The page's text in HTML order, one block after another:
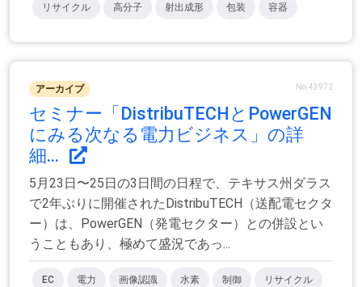
リサイクル 高分子 射出成形 包装 容器
アーカイブ No.43972
セミナー「DistribuTECHとPowerGEN
にみる次なる電力ビジネス」の詳
細...
5月23日〜25日の3日間の日程で、テキサス州ダラス
で2年ぶりに開催されたDistribuTECH（送配電セクタ
ー）は、PowerGEN（発電セクター）との併設とい
うこともあり、極めて盛況であっ...
EC 電力 画像認識 水素 制御 リサイクル